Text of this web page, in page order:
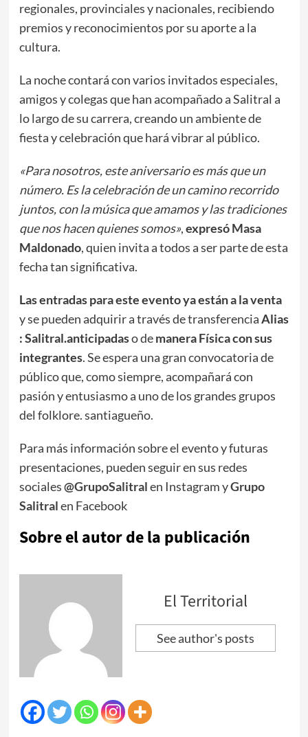
regionales, provinciales y nacionales, recibiendo
premios y reconocimientos por su aporte a la
cultura.
La noche contará con varios invitados especiales,
amigos y colegas que han acompañado a Salitral a
lo largo de su carrera, creando un ambiente de
fiesta y celebración que hará vibrar al público.
«Para nosotros, este aniversario es más que un
número. Es la celebración de un camino recorrido
juntos, con la música que amamos y las tradiciones
que nos hacen quienes somos»,expresó Masa
Maldonado, quien invita a todos a ser parte de esta
fecha tan significativa.
Las entradas para este evento ya están a la venta
y se pueden adquirir a través de transferenciaAlias
: Salitral.anticipadaso demanera Física con sus
integrantes. Se espera una gran convocatoria de
público que, como siempre, acompañará con
pasión y entusiasmo a uno de los grandes grupos
del folklore. santiagueño.
Para más información sobre el evento y futuras
presentaciones, pueden seguir en sus redes
sociales@GrupoSalitralen Instagram yGrupo
Salitralen Facebook
Sobre el autor de la publicación
El Territorial
See author's posts